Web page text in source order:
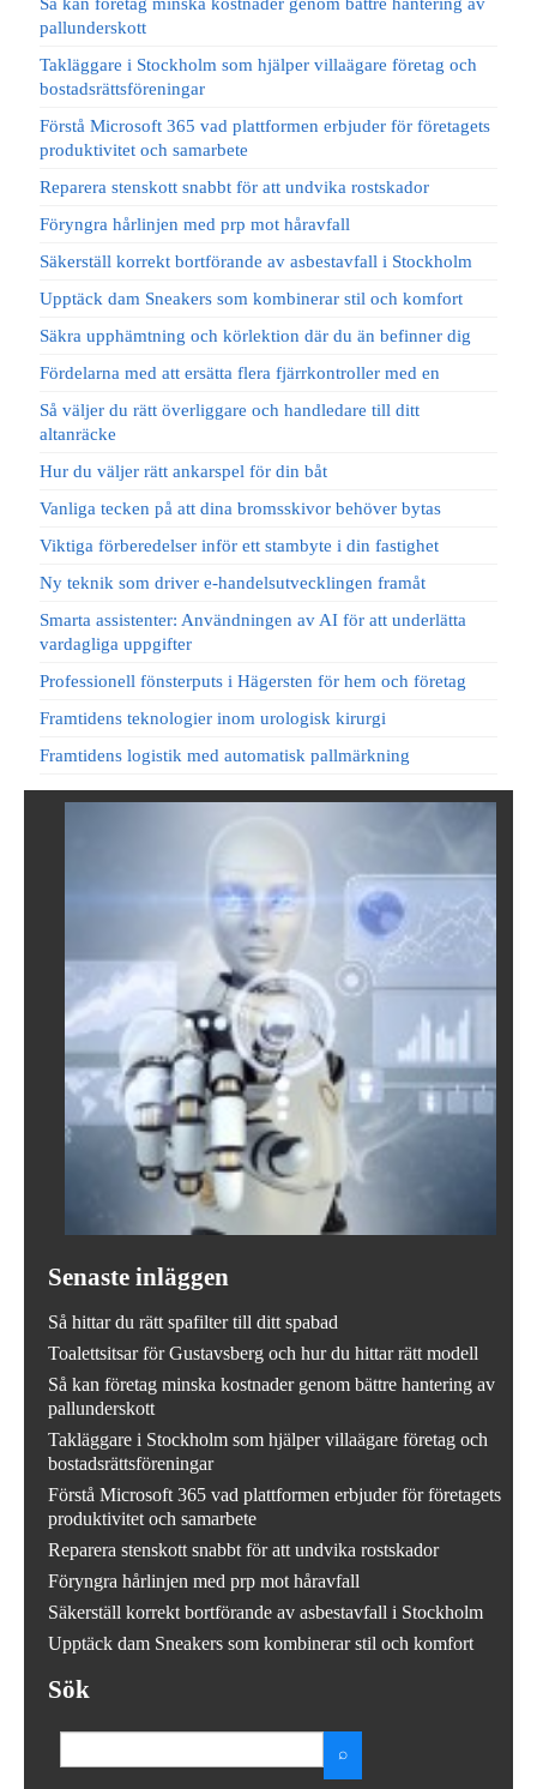
pallunderskott
Takläggare i Stockholm som hjälper villaägare företag och
bostadsrättsföreningar
Förstå Microsoft 365 vad plattformen erbjuder för företagets
produktivitet och samarbete
Reparera stenskott snabbt för att undvika rostskador
Föryngra hårlinjen med prp mot håravfall
Säkerställ korrekt bortförande av asbestavfall i Stockholm
Upptäck dam Sneakers som kombinerar stil och komfort
Säkra upphämtning och körlektion där du än befinner dig
Fördelarna med att ersätta flera fjärrkontroller med en
Så väljer du rätt överliggare och handledare till ditt
altanräcke
Hur du väljer rätt ankarspel för din båt
Vanliga tecken på att dina bromsskivor behöver bytas
Viktiga förberedelser inför ett stambyte i din fastighet
Ny teknik som driver e-handelsutvecklingen framåt
Smarta assistenter: Användningen av AI för att underlätta
vardagliga uppgifter
Professionell fönsterputs i Hägersten för hem och företag
Framtidens teknologier inom urologisk kirurgi
Framtidens logistik med automatisk pallmärkning
Senaste inläggen
Så hittar du rätt spafilter till ditt spabad
Toalettsitsar för Gustavsberg och hur du hittar rätt modell
Så kan företag minska kostnader genom bättre hantering av
pallunderskott
Takläggare i Stockholm som hjälper villaägare företag och
bostadsrättsföreningar
Förstå Microsoft 365 vad plattformen erbjuder för företagets
produktivitet och samarbete
Reparera stenskott snabbt för att undvika rostskador
Föryngra hårlinjen med prp mot håravfall
Säkerställ korrekt bortförande av asbestavfall i Stockholm
Upptäck dam Sneakers som kombinerar stil och komfort
Sök